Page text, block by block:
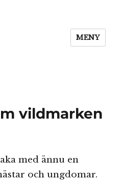
MENY
vildmarken
med ännu en
och ungdomar.